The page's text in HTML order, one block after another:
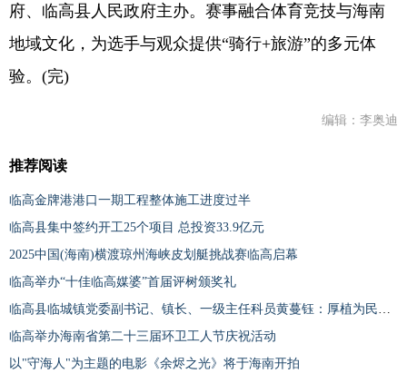
府、临高县人民政府主办。赛事融合体育竞技与海南
地域文化，为选手与观众提供“骑行+旅游”的多元体
验。(完)
编辑：李奥迪
推荐阅读
临高金牌港港口一期工程整体施工进度过半
临高县集中签约开工25个项目 总投资33.9亿元
2025中国(海南)横渡琼州海峡皮划艇挑战赛临高启幕
临高举办“十佳临高媒婆”首届评树颁奖礼
临高县临城镇党委副书记、镇长、一级主任科员黄蔓钰：厚植为民情怀 笃行实干担当
临高举办海南省第二十三届环卫工人节庆祝活动
以"守海人"为主题的电影《余烬之光》将于海南开拍